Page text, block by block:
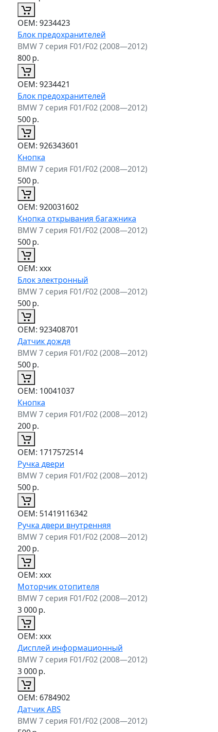
ОЕМ: 9234423
Блок предохранителей
BMW 7 серия F01/F02 (2008—2012)
800р.
ОЕМ: 9234421
Блок предохранителей
BMW 7 серия F01/F02 (2008—2012)
500р.
ОЕМ: 926343601
Кнопка
BMW 7 серия F01/F02 (2008—2012)
500р.
ОЕМ: 920031602
Кнопка открывания багажника
BMW 7 серия F01/F02 (2008—2012)
500р.
ОЕМ: xxx
Блок электронный
BMW 7 серия F01/F02 (2008—2012)
500р.
ОЕМ: 923408701
Датчик дождя
BMW 7 серия F01/F02 (2008—2012)
500р.
ОЕМ: 10041037
Кнопка
BMW 7 серия F01/F02 (2008—2012)
200р.
ОЕМ: 1717572514
Ручка двери
BMW 7 серия F01/F02 (2008—2012)
500р.
ОЕМ: 51419116342
Ручка двери внутренняя
BMW 7 серия F01/F02 (2008—2012)
200р.
ОЕМ: xxx
Моторчик отопителя
BMW 7 серия F01/F02 (2008—2012)
3 000р.
ОЕМ: xxx
Дисплей информационный
BMW 7 серия F01/F02 (2008—2012)
3 000р.
ОЕМ: 6784902
Датчик ABS
BMW 7 серия F01/F02 (2008—2012)